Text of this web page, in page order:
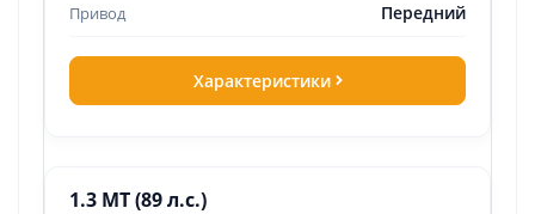
Передний
Характеристики
1.3 MT (89 л.с.)